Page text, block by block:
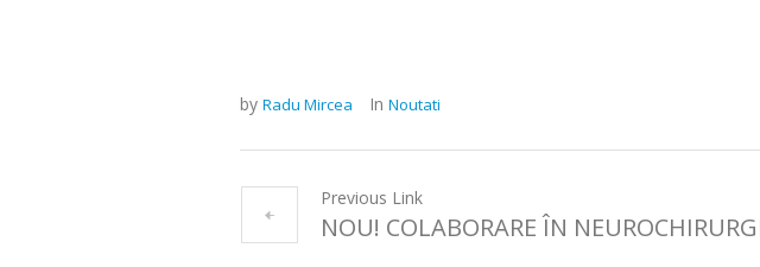
by Radu Mircea In Noutati
Previous Link
NOU! COLABORARE ÎN